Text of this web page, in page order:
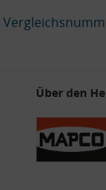
Über den